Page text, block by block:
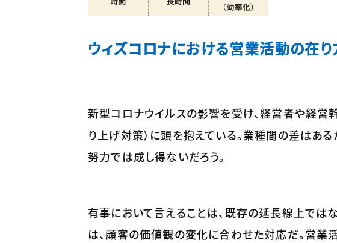
ウィズコロナにおける営業活動の在り
新型コロナウイルスの影響を受け、経営者や経営
り上げ対策）に頭を抱えている。業種間の差はあ
努力では成し得ないだろう。
有事において言えることは、既存の延長線上では
は、顧客の価値観の変化に合わせた対応だ。営業